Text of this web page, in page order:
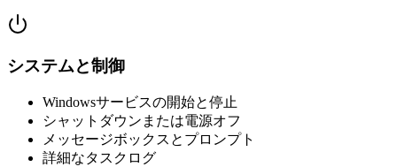
システムと制御
Windowsサービスの開始と停止
シャットダウンまたは電源オフ
メッセージボックスとプロンプト
詳細なタスクログ